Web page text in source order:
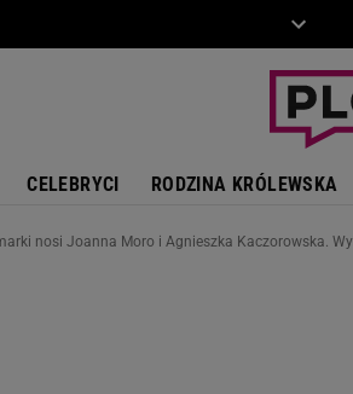
CELEBRYCI RODZINA KRÓLEWSKA
nosi Joanna Moro i Agnieszka Kaczorowska.